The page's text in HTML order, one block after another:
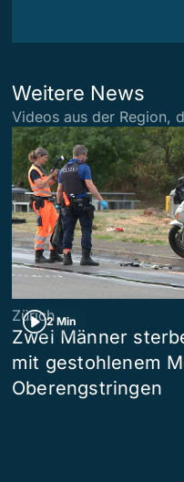
Weitere News
Videos aus der Region,
2 Min
Zürich
Zwei Männer
mit gestohlenem
Oberengstringen